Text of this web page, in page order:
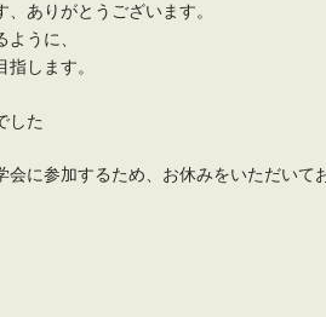
ありがとうございます。
うに、
します。
した
に参加するため、お休みをいただいて